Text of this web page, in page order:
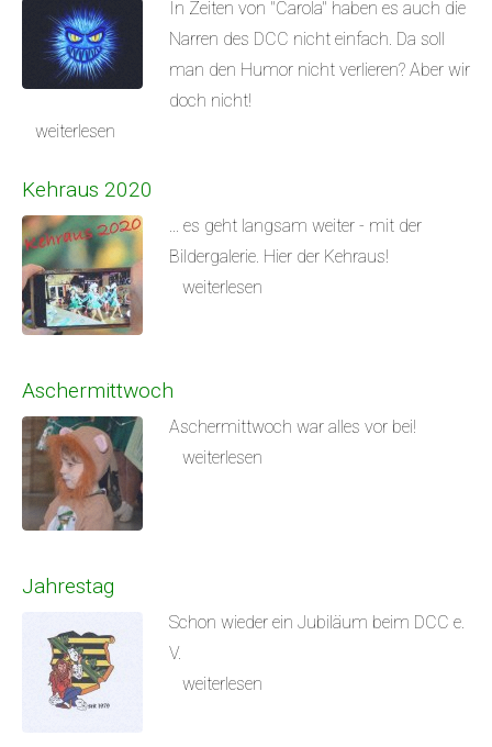
In Zeiten von "Carola" haben es auch die
Narren des DCC nicht einfach. Da soll
man den Humor nicht verlieren? Aber wir
doch nicht!
weiterlesen
Kehraus 2020
... es geht langsam weiter - mit der
Bildergalerie. Hier der Kehraus!
weiterlesen
Aschermittwoch
Aschermittwoch war alles vor bei!
weiterlesen
Jahrestag
Schon wieder ein Jubiläum beim DCC e.
V.
weiterlesen